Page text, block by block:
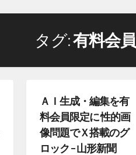
タグ:有料会員
ＡＩ生成・編集を有
料会員限定に 性的画
像問題でＸ搭載のグ
ロック – 山形新聞